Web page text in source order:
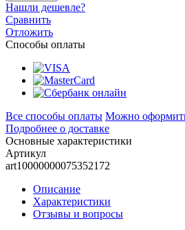
Нашли дешевле?
Сравнить
Отложить
Способы оплаты
Все способы оплаты Можно
Подробнее о доставке
Основные характеристики
Артикул
art10000000075352172
Описание
Характеристики
Отзывы и вопросы